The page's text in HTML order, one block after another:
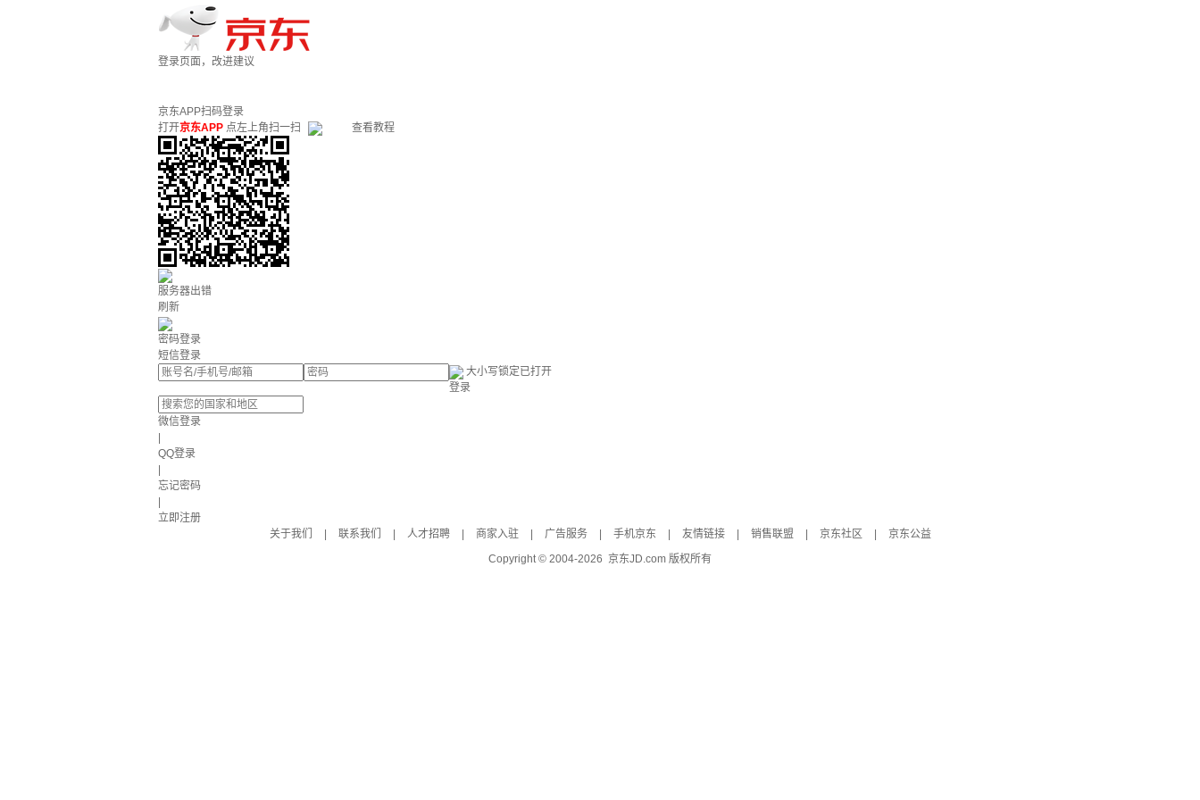
登录页面，改进建议
京东APP扫码登录
打开京东APP 点左上角扫一扫 查看教程
服务器出错
刷新
密码登录
短信登录
大小写锁定已打开
登录
微信登录
QQ登录
忘记密码
立即注册
关于我们
联系我们 人才招聘 商家入驻 广告服务 手机京东 友情链接 销售联盟 京东社区
京东公益
Copyright © 2004-2026 京东JD.com 版权所有